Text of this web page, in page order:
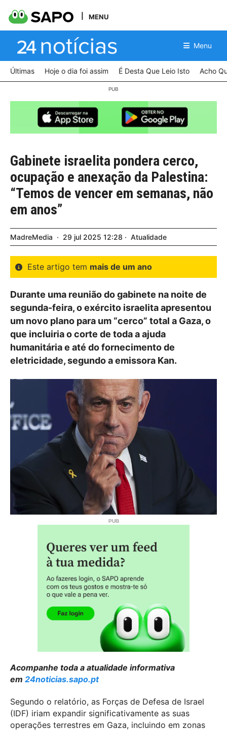
MENU
Menu
Últimas Hoje o dia foi assim É Desta Que Leio Isto Acho
Gabinete israelita pondera cerco,
ocupação e anexação da Palestina:
“Temos de vencer em semanas, não
em anos”
MadreMedia 29 jul 2025 12:28 Atualidade
Este artigo tem mais de um ano
Durante uma reunião do gabinete na noite de
segunda-feira, o exército israelita apresentou
um novo plano para um “cerco” total a Gaza, o
que incluiria o corte de toda a ajuda
humanitária e até do fornecimento de
eletricidade, segundo a emissora Kan.
Acompanhe toda a atualidade informativa
em 24noticias.sapo.pt
Segundo o relatório, as Forças de Defesa de Israel
(IDF) iriam expandir significativamente as suas
operações terrestres em Gaza, incluindo em zonas